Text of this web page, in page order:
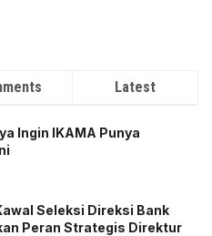
Latest
Ingin IKAMA Punya
Seleksi Direksi Bank
Peran Strategis Direktur